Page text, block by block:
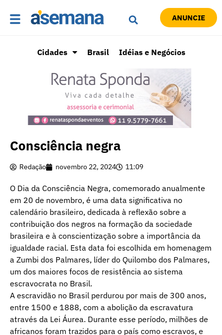
ANUNCIE
Cidades Brasil Idéias e Negócios
Consciência negra
Redação novembro 22, 2024 11:09
O Dia da Consciência Negra, comemorado anualmente
em 20 de novembro, é uma data significativa no
calendário brasileiro, dedicada à reflexão sobre a
contribuição dos negros na formação da sociedade
brasileira e à conscientização sobre a importância da
igualdade racial. Esta data foi escolhida em homenagem
a Zumbi dos Palmares, líder do Quilombo dos Palmares,
um dos maiores focos de resistência ao sistema
escravocrata no Brasil.
A escravidão no Brasil perdurou por mais de 300 anos,
entre 1500 e 1888, com a abolição da escravatura
através da Lei Áurea. Durante esse período, milhões de
africanos foram trazidos para o país como escravos, e